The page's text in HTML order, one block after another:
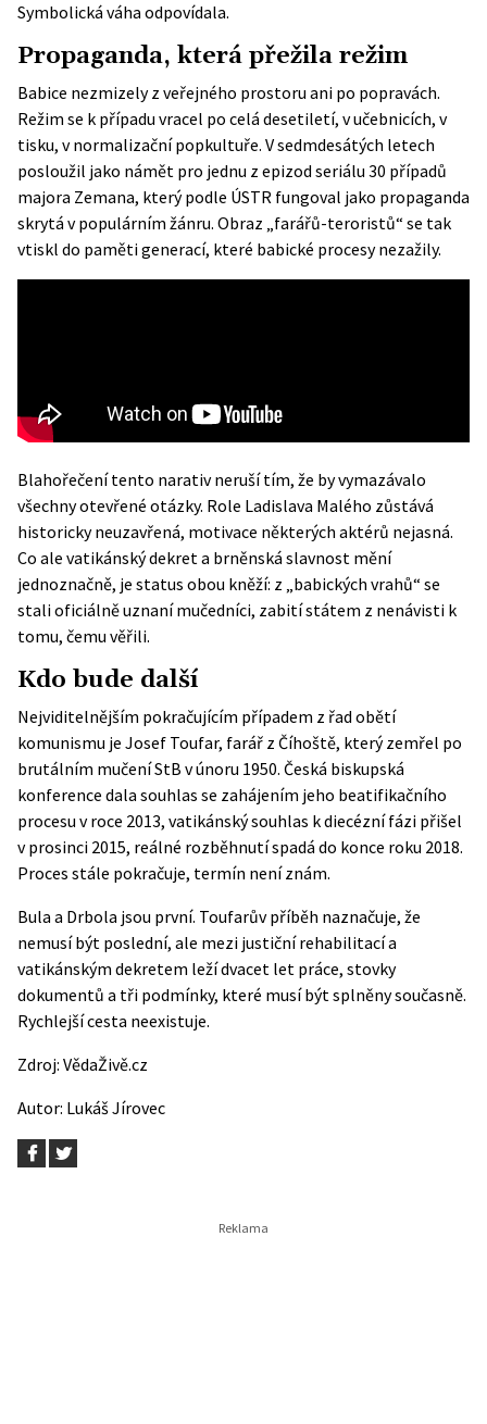
Symbolická váha odpovídala.
Propaganda, která přežila režim
Babice nezmizely z veřejného prostoru ani po popravách.
Režim se k případu vracel po celá desetiletí, v učebnicích, v
tisku, v normalizační popkultuře. V sedmdesátých letech
posloužil jako námět pro jednu z epizod seriálu 30 případů
majora Zemana, který podle ÚSTR fungoval jako propaganda
skrytá v populárním žánru. Obraz „farářů-teroristů“ se tak
vtiskl do paměti generací, které babické procesy nezažily.
Blahořečení tento narativ neruší tím, že by vymazávalo
všechny otevřené otázky. Role Ladislava Malého zůstává
historicky neuzavřená, motivace některých aktérů nejasná.
Co ale vatikánský dekret a brněnská slavnost mění
jednoznačně, je status obou kněží: z „babických vrahů“ se
stali oficiálně uznaní mučedníci, zabití státem z nenávisti k
tomu, čemu věřili.
Kdo bude další
Nejviditelnějším pokračujícím případem z řad obětí
komunismu je Josef Toufar, farář z Číhoště, který zemřel po
brutálním mučení StB v únoru 1950. Česká biskupská
konference dala souhlas se zahájením jeho beatifikačního
procesu v roce 2013, vatikánský souhlas k diecézní fázi přišel
v prosinci 2015, reálné rozběhnutí spadá do konce roku 2018.
Proces stále pokračuje, termín není znám.
Bula a Drbola jsou první. Toufarův příběh naznačuje, že
nemusí být poslední, ale mezi justiční rehabilitací a
vatikánským dekretem leží dvacet let práce, stovky
dokumentů a tři podmínky, které musí být splněny současně.
Rychlejší cesta neexistuje.
Zdroj: VědaŽivě.cz
Autor: Lukáš Jírovec